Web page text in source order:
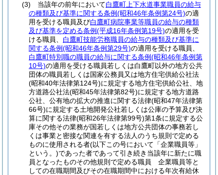
(3)
当該年の前年において白鷹町上下水道事業職員の給与
の種類及び基準に関する条例(昭和46年条例第24号)の適
用を受ける職員及び白鷹町病院事業等職員の給与の種類
及び基準を定める条例(平成16年条例第19号)の適用を受
ける職員、 白鷹町技能労務職員の給与の種類及び基準に
関する条例(昭和46年条例第29号)の適用を受ける職員、
白鷹町特別職の職員の給与に関する条例(昭和46年条例第
10号)の適用を受ける職員若しくは白鷹町以外の地方公共
団体の職員若しくは国家公務員又は地方住宅供給公社法
(昭和40年法律第124号)に規定する地方住宅供給公社、地
方道路公社法(昭和45年法律第82号)に規定する地方道路
公社、公有地の拡大の推進に関する法律(昭和47年法律第
66号)に規定する土地開発公社若しくは公庫の予算及び決
算に関する法律(昭和26年法律第99号)第1条に規定する公
庫その他その業務が国若しくは地方公共団体の事務若し
くは事業と密接な関連を有する法人のうち規則で定める
ものに使用される者(以下この号において「企業職員等」
という。)であった者であって引き続き当該年に新たに職
員となったものその他規則で定める職員 企業職員等と
しての在職期間及びその在職期間中における年次有給休